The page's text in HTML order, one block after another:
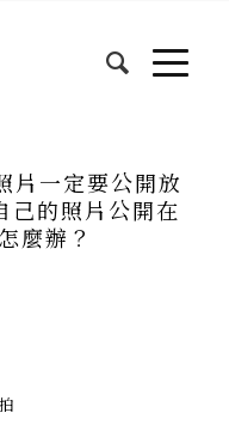
片一定要公開放
己的照片公開在
麼辦？